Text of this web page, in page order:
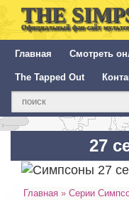
THE
Официальный фан-сайт
Главная Смотреть
The Tapped Out
27
Главная » Серии